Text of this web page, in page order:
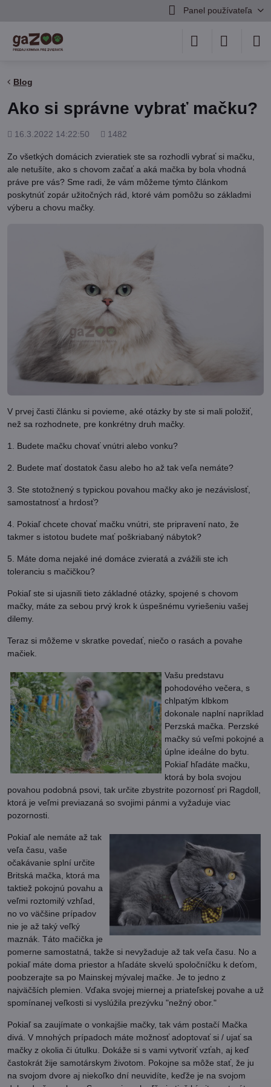
Panel používateľa
Blog
Ako si správne vybrať mačku?
Pridané
16.3.2022 14:22:50
Počet
1482
Zo všetkých domácich zvieratiek ste sa rozhodli vybrať si mačku,
ale netušíte, ako s chovom začať a aká mačka by bola vhodná
práve pre vás? Sme radi, že vám môžeme týmto článkom
poskytnúť zopár užitočných rád, ktoré vám pomôžu so základmi
výberu a chovu mačky.
V prvej časti článku si povieme, aké otázky by ste si mali položiť,
než sa rozhodnete, pre konkrétny druh mačky.
1. Budete mačku chovať vnútri alebo vonku?
2. Budete mať dostatok času alebo ho až tak veľa nemáte?
3. Ste stotožnený s typickou povahou mačky ako je nezávislosť,
samostatnosť a hrdosť?
4. Pokiaľ chcete chovať mačku vnútri, ste pripravení nato, že
takmer s istotou budete mať poškriabaný nábytok?
5. Máte doma nejaké iné domáce zvieratá a zvážili ste ich
toleranciu s mačičkou?
Pokiaľ ste si ujasnili tieto základné otázky, spojené s chovom
mačky, máte za sebou prvý krok k úspešnému vyriešeniu vašej
dilemy.
Teraz si môžeme v skratke povedať, niečo o rasách a povahe
mačiek.
Vašu predstavu
pohodového večera, s
chlpatým klbkom
dokonale naplní napríklad
Perzská mačka. Perzské
mačky sú veľmi pokojné a
úplne ideálne do bytu.
Pokiaľ hľadáte mačku,
ktorá by bola svojou
povahou podobná psovi, tak určite zbystrite pozornosť pri Ragdoll,
ktorá je veľmi previazaná so svojimi pánmi a vyžaduje viac
pozornosti.
Pokiaľ ale nemáte až tak
veľa času, vaše
očakávanie splní určite
Britská mačka, ktorá ma
taktiež pokojnú povahu a
veľmi roztomilý vzhľad,
no vo väčšine prípadov
nie je až taký veľký
maznák. Táto mačička je
pomerne samostatná, takže si nevyžaduje až tak veľa času. No a
pokiaľ máte doma priestor a hľadáte skvelú spoločníčku k deťom,
poobzerajte sa po Mainskej mývalej mačke. Je to jedno z
najväčších plemien. Vďaka svojej miernej a priateľskej povahe a už
spomínanej veľkosti si vyslúžila prezývku "nežný obor."
Pokiaľ sa zaujímate o vonkajšie mačky, tak vám postačí Mačka
divá. V mnohých prípadoch máte možnosť adoptovať si / ujať sa
mačky z okolia či útulku. Dokáže si s vami vytvoriť vzťah, aj keď
častokrát žije samotárskym životom. Pokojne sa môže stať, že ju
na svojom dvore aj niekoľko dní neuvidíte, keďže je na svojom